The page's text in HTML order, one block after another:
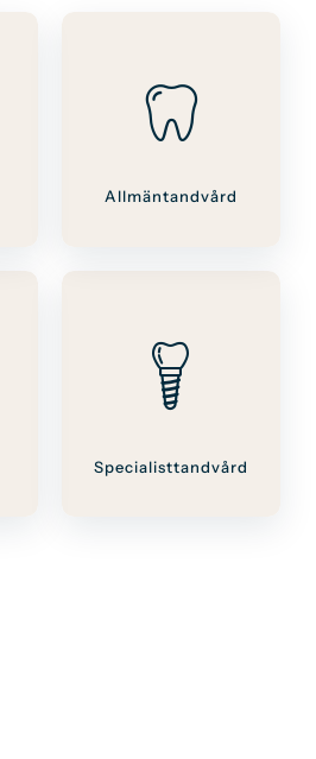
Allmäntandvård
Specialisttandvård